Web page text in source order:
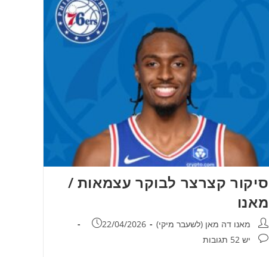
סיקור קצרצר לבוקר עצמאות /
מאנו
מחבר:מאנו דה מאן (לשעבר מיקי) פורסם:
22/04/2026
תגובות:
יש 52 תגובות